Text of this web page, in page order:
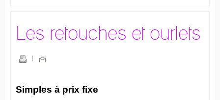
Les retouches et ourlets
Simples à prix fixe